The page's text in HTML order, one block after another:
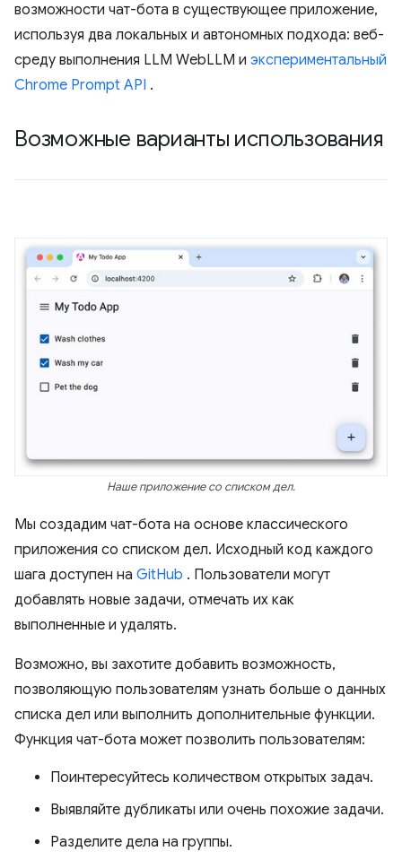
возможности чат-бота в существующее приложение,
используя два локальных и автономных подхода: веб-
среду выполнения LLM WebLLM и экспериментальный
Chrome Prompt API .
Возможные варианты использования
Наше приложение со списком дел.
Мы создадим чат-бота на основе классического
приложения со списком дел. Исходный код каждого
шага доступен на GitHub . Пользователи могут
добавлять новые задачи, отмечать их как
выполненные и удалять.
Возможно, вы захотите добавить возможность,
позволяющую пользователям узнать больше о данных
списка дел или выполнить дополнительные функции.
Функция чат-бота может позволить пользователям:
Поинтересуйтесь количеством открытых задач.
Выявляйте дубликаты или очень похожие задачи.
Разделите дела на группы.